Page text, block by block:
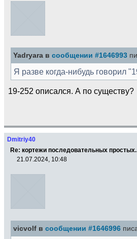
Yadryara в сообщении #1646993
Я разве когда-нибудь говорил
19-252 описался. А по существу?
Dmitriy40
Re: кортежи последовательных
21.07.2024, 10:48
vicvolf в сообщении #1646996